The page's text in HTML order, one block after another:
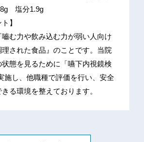
塩分1.9g
】
嚙む力や飲み込む力が弱い人向け
された食品』のことです。当院
態を見るために「嚥下内視鏡検
施し、他職種で評価を行い、安全
る環境を整えております。